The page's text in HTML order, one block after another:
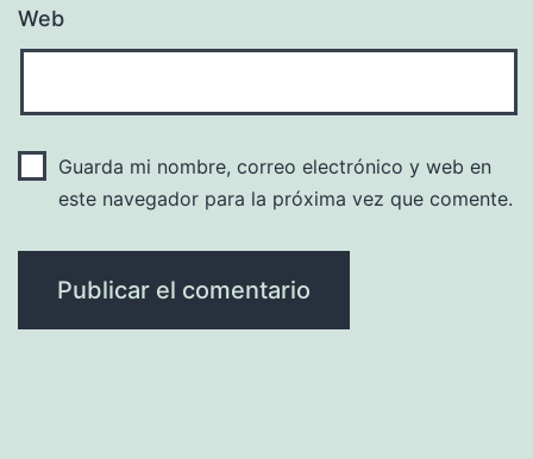
Web
Guarda mi nombre, correo electrónico y web en
este navegador para la próxima vez que comente.